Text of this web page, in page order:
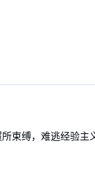
束缚，难逃经验